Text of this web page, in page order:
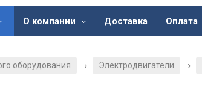
О компании Доставка Оплата
оборудования / Электродвигатели /